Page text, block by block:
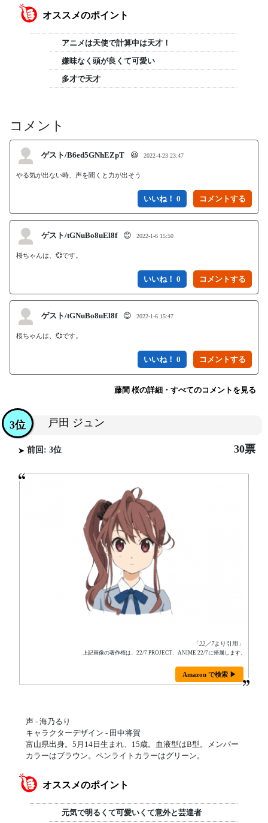
オススメのポイント
アニメは天使で計算中は天才！
嫌味なく頭が良くて可愛い
多才で天才
コメント
ゲスト/B6ed5GNhEZpT 😆 2022-4-23 23:47
やる気が出ない時、声を聞くと力が出そう
いいね！ 0
ゲスト/tGNuBo8uEl8f 😊 2022-1-6 15:50
桜ちゃんは、💞です。
いいね！ 0
ゲスト/tGNuBo8uEl8f 😊 2022-1-6 15:47
桜ちゃんは、💞です。
いいね！ 0
藤間 桜の詳細・すべてのコメントを見る
戸田 ジュン
3位
前回: 3位 30票
「22／7より引用」
上記画像の著作権は、22/7 PROJECT、ANIME 22/7に帰属します。
Amazon で検索 ▶
声 - 海乃るり
キャラクターデザイン - 田中将賀
富山県出身。5月14日生まれ、15歳。血液型はB型。メンバー
カラーはブラウン。ペンライトカラーはグリーン。
オススメのポイント
元気で明るくて可愛いくて意外と芸達者